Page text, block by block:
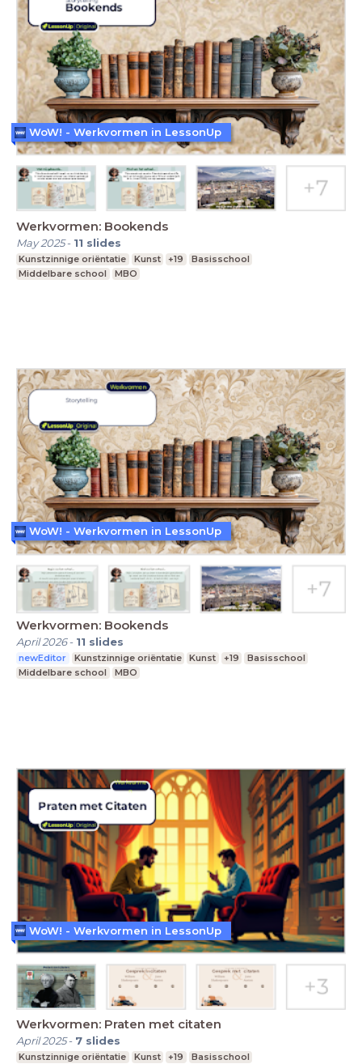
Werkvormen: Bookends
May 2025- 11 slides
Kunstzinnige oriëntatie Kunst +19
Basisschool
Middelbare school
MBO
WoW! - Werkvormen in LessonUp
Werkvormen: Bookends
April 2026- 11 slides
newEditor Kunstzinnige oriëntatie Kunst +19
Basisschool
Middelbare school
MBO
WoW! - Werkvormen in LessonUp
Werkvormen: Praten met citaten
April 2025- 7 slides
Kunstzinnige oriëntatie Kunst +19
Basisschool
WoW! - Werkvormen in LessonUp